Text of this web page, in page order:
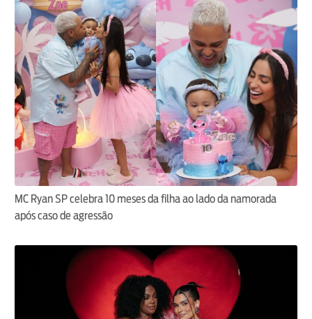
MC Ryan SP celebra 10 meses da filha ao lado da namorada
após caso de agressão